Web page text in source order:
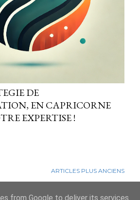
DE
EN CAPRICORNE
EXPERTISE !
ARTICLES PLUS ANCIENS
from Google to deliver its services